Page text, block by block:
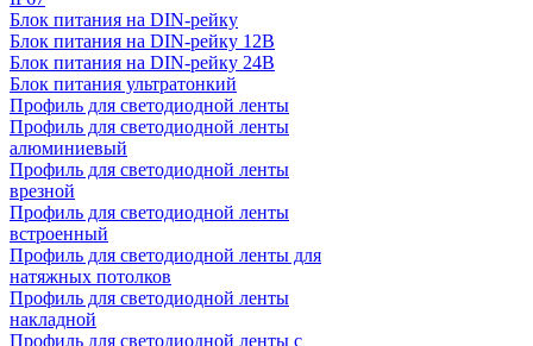
Блок питания на DIN-рейку
Блок питания на DIN-рейку 12В
Блок питания на DIN-рейку 24В
Блок питания ультратонкий
Профиль для светодиодной ленты
Профиль для светодиодной ленты
алюминиевый
Профиль для светодиодной ленты
врезной
Профиль для светодиодной ленты
встроенный
Профиль для светодиодной ленты для
натяжных потолков
Профиль для светодиодной ленты
накладной
Профиль для светодиодной ленты с